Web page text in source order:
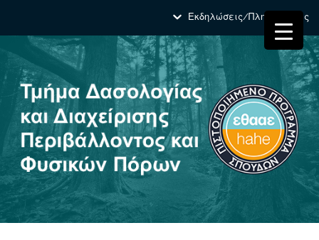
Εκδηλώσεις/Πληροφορίες